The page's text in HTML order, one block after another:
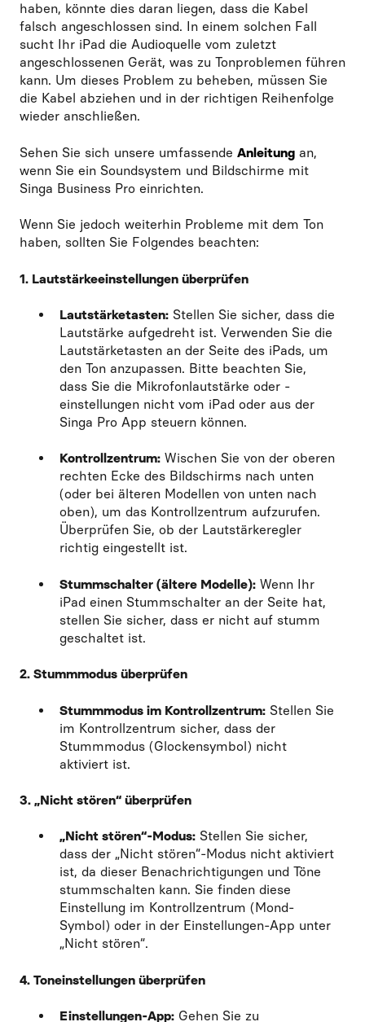
haben, könnte dies daran liegen, dass die Kabel
falsch angeschlossen sind. In einem solchen Fall
sucht Ihr iPad die Audioquelle vom zuletzt
angeschlossenen Gerät, was zu Tonproblemen führen
kann. Um dieses Problem zu beheben, müssen Sie
die Kabel abziehen und in der richtigen Reihenfolge
wieder anschließen.
Sehen Sie sich unsere umfassende Anleitung an,
wenn Sie ein Soundsystem und Bildschirme mit
Singa Business Pro einrichten.
Wenn Sie jedoch weiterhin Probleme mit dem Ton
haben, sollten Sie Folgendes beachten:
1. Lautstärkeeinstellungen überprüfen
Lautstärketasten: Stellen Sie sicher, dass die
Lautstärke aufgedreht ist. Verwenden Sie die
Lautstärketasten an der Seite des iPads, um
den Ton anzupassen. Bitte beachten Sie,
dass Sie die Mikrofonlautstärke oder -
einstellungen nicht vom iPad oder aus der
Singa Pro App steuern können.
Kontrollzentrum: Wischen Sie von der oberen
rechten Ecke des Bildschirms nach unten
(oder bei älteren Modellen von unten nach
oben), um das Kontrollzentrum aufzurufen.
Überprüfen Sie, ob der Lautstärkeregler
richtig eingestellt ist.
Stummschalter (ältere Modelle): Wenn Ihr
iPad einen Stummschalter an der Seite hat,
stellen Sie sicher, dass er nicht auf stumm
geschaltet ist.
2. Stummmodus überprüfen
Stummmodus im Kontrollzentrum: Stellen Sie
im Kontrollzentrum sicher, dass der
Stummmodus (Glockensymbol) nicht
aktiviert ist.
3. „Nicht stören“ überprüfen
„Nicht stören“-Modus: Stellen Sie sicher,
dass der „Nicht stören“-Modus nicht aktiviert
ist, da dieser Benachrichtigungen und Töne
stummschalten kann. Sie finden diese
Einstellung im Kontrollzentrum (Mond-
Symbol) oder in der Einstellungen-App unter
„Nicht stören“.
4. Toneinstellungen überprüfen
Einstellungen-App: Gehen Sie zu